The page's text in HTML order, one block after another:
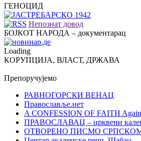
ГЕНОЦИД
Непознат довод
БОЈКОТ НАРОДА – документарац
Loading
КОРУПЦИЈА, ВЛАСТ, ДРЖАВА
Препоручујемо
РАВНОГОРСКИ ВЕНАЦ
Православље.нет
A CONFESSION OF FAITH
ПРАВОСЛАВАЦ – црквени
ОТВОРЕНО ПИСМО